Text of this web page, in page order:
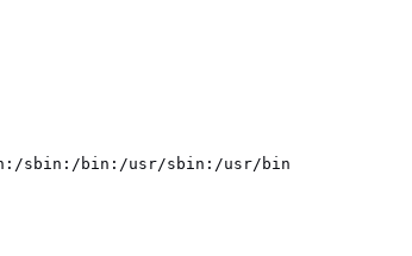
sbin:/bin:/usr/sbin:/usr/bin